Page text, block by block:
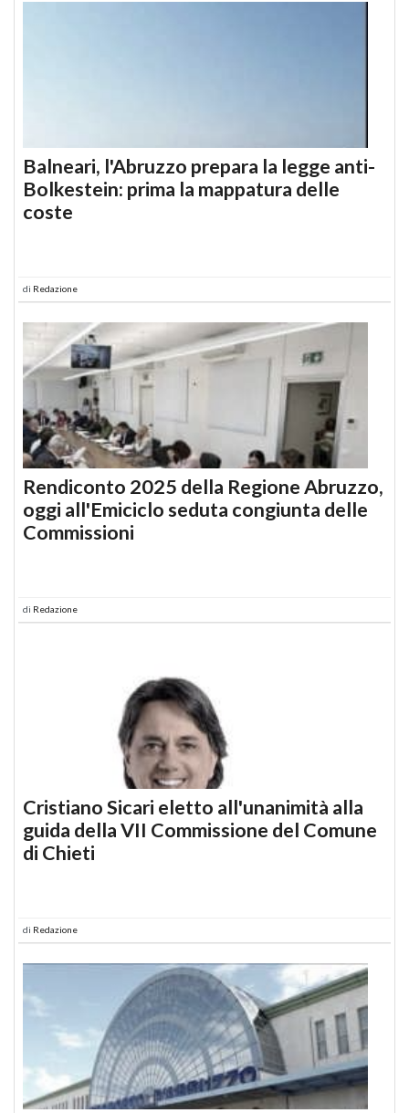
Balneari, l'Abruzzo prepara la legge anti-
Bolkestein: prima la mappatura delle
coste
di Redazione
Rendiconto 2025 della Regione Abruzzo,
oggi all'Emiciclo seduta congiunta delle
Commissioni
di Redazione
Cristiano Sicari eletto all'unanimità alla
guida della VII Commissione del Comune
di Chieti
di Redazione